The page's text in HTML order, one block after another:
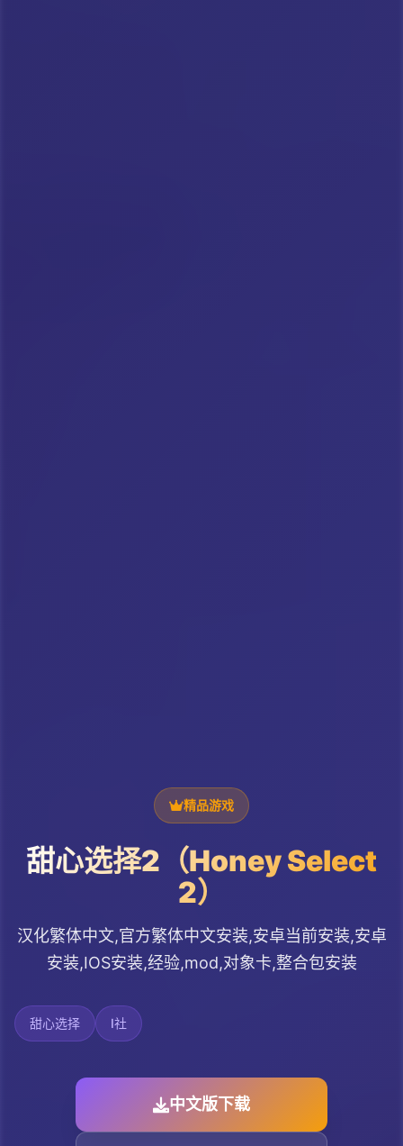
精品游戏
甜心选择2（Honey Select
2）
汉化繁体中文,官方繁体中文安装,安卓当前安装,安卓
安装,IOS安装,经验,mod,对象卡,整合包安装
甜心选择 I社
中文版下载